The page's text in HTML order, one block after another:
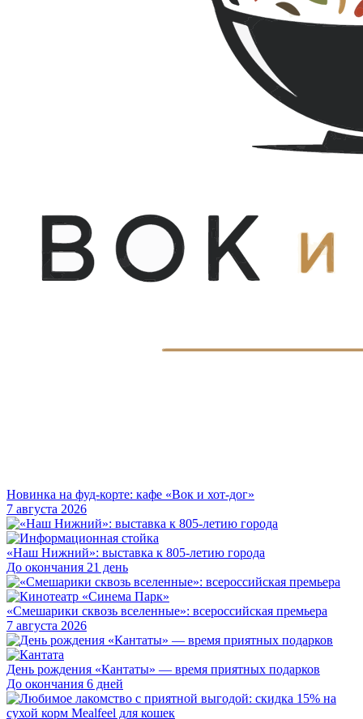
Новинка на фуд-корте: кафе «Вок и хот-дог»
7 августа 2026
«Наш Нижний»: выставка к 805-летию города
До окончания 21 день
«Смешарики сквозь вселенные»: всероссийская премьера
7 августа 2026
День рождения «Кантаты» — время приятных подарков
До окончания 6 дней